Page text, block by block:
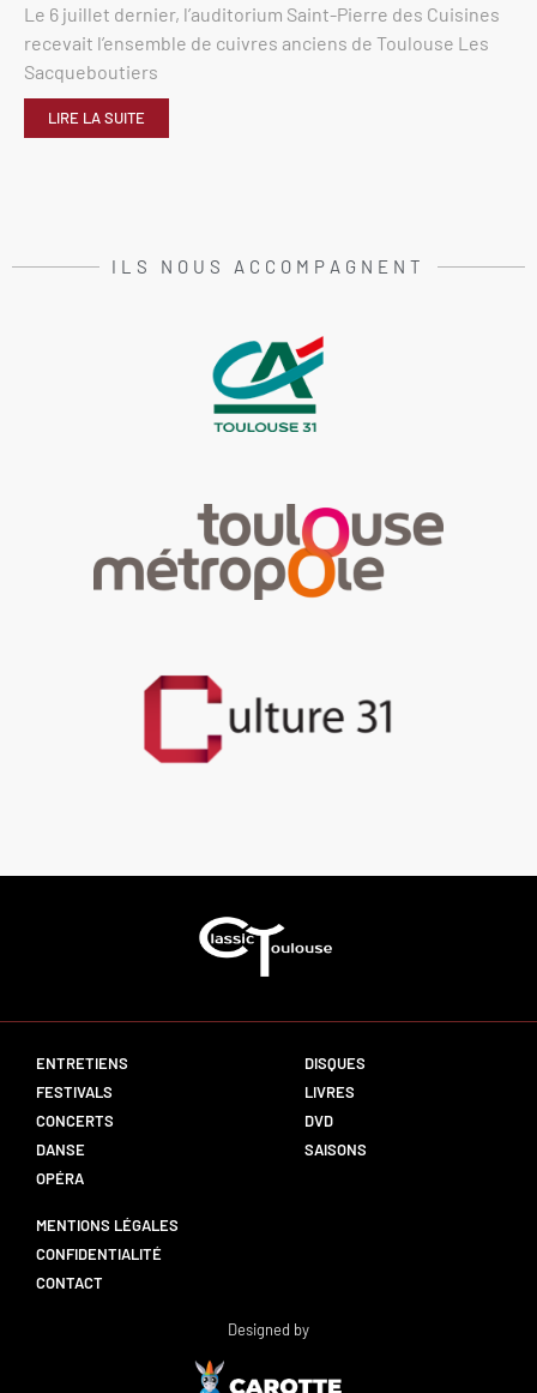
Le 6 juillet dernier, l’auditorium Saint-Pierre des Cuisines
recevait l’ensemble de cuivres anciens de Toulouse Les
Sacqueboutiers
LIRE LA SUITE
ILS NOUS ACCOMPAGNENT
ENTRETIENS
FESTIVALS
CONCERTS
DANSE
OPÉRA
DISQUES
LIVRES
DVD
SAISONS
MENTIONS LÉGALES
CONFIDENTIALITÉ
CONTACT
Designed by